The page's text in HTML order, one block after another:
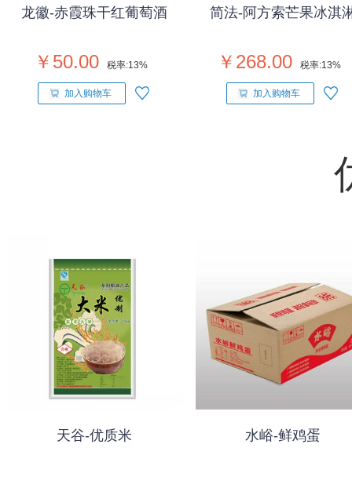
龙徽-赤霞珠干红葡萄酒
￥50.00 税率:13%
加入购物车
简法-阿方索芒果冰淇
￥268.00 税率:13%
加入购物车
天谷-优质米 水峪-鲜鸡蛋